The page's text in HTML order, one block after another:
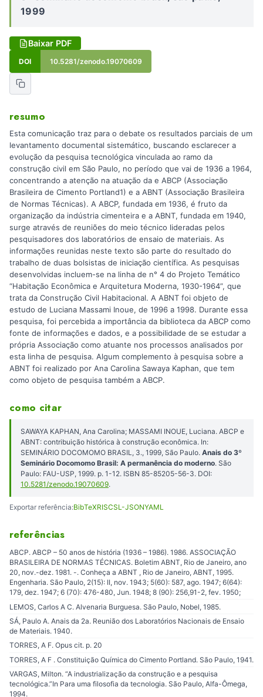
1999
Baixar PDF
DOI 10.5281/zenodo.19070609
resumo
Esta comunicação traz para o debate os resultados parciais de um
levantamento documental sistemático, buscando esclarecer a
evolução da pesquisa tecnológica vinculada ao ramo da
construção civil em São Paulo, no período que vai de 1936 a 1964,
concentrando a atenção na atuação da e ABCP (Associação
Brasileira de Cimento Portland1) e a ABNT (Associação Brasileira
de Normas Técnicas). A ABCP, fundada em 1936, é fruto da
organização da indústria cimenteira e a ABNT, fundada em 1940,
surge através de reuniões do meio técnico lideradas pelos
pesquisadores dos laboratórios de ensaio de materiais. As
informações reunidas neste texto são parte do resultado do
trabalho de duas bolsistas de iniciação científica. As pesquisas
desenvolvidas incluem-se na linha de n° 4 do Projeto Temático
“Habitação Econômica e Arquitetura Moderna, 1930-1964”, que
trata da Construção Civil Habitacional. A ABNT foi objeto de
estudo de Luciana Massami Inoue, de 1996 a 1998. Durante essa
pesquisa, foi percebida a importância da biblioteca da ABCP como
fonte de informações e dados, e a possibilidade de se estudar a
própria Associação como atuante nos processos analisados por
esta linha de pesquisa. Algum complemento à pesquisa sobre a
ABNT foi realizado por Ana Carolina Sawaya Kaphan, que tem
como objeto de pesquisa também a ABCP.
como citar
SAWAYA KAPHAN, Ana Carolina; MASSAMI INOUE, Luciana. ABCP e
ABNT: contribuição histórica à construção econômica. In:
SEMINÁRIO DOCOMOMO BRASIL, 3., 1999, São Paulo. Anais do 3º
Seminário Docomomo Brasil: A permanência do moderno. São
Paulo: FAU-USP, 1999. p. 1-12. ISBN 85-85205-56-3. DOI:
10.5281/zenodo.19070609.
Exportar referência:BibTeXRISCSL-JSONYAML
referências
ABCP. ABCP – 50 anos de história (1936 – 1986). 1986. ASSOCIAÇÃO
BRASILEIRA DE NORMAS TÉCNICAS. Boletim ABNT, Rio de Janeiro, ano
20, nov.-dez. 1981. -. Conheça a ABNT , Rio de Janeiro, ABNT, 1995.
Engenharia. São Paulo, 2(15): II, nov. 1943; 5(60): 587, ago. 1947; 6(64):
179, dez. 1947; 6 (70): 476-480, Jun. 1948; 8 (90): 256,91-2, fev. 1950;
LEMOS, Carlos A C. Alvenaria Burguesa. São Paulo, Nobel, 1985.
SÁ, Paulo A. Anais da 2a. Reunião dos Laboratórios Nacionais de Ensaio
de Materiais. 1940.
TORRES, A F. Opus cit. p. 20
TORRES, A F . Constituição Química do Cimento Portland. São Paulo, 1941.
VARGAS, Milton. “A industrialização da construção e a pesquisa
tecnológica.”In Para uma filosofia da tecnologia. São Paulo, Alfa-Ômega,
1994.